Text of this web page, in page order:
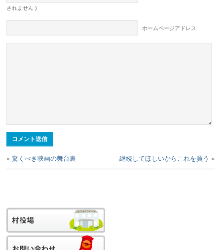
されません )
ホームページアドレス
«驚くべき映画の舞台裏 継続してほしいからこれを買う »